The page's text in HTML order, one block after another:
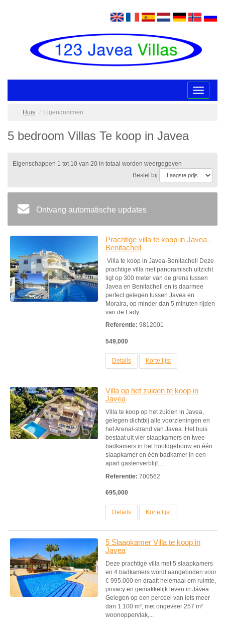
Toggle
Huis
Eigendommen
5 bedroom Villas Te koop in Javea
Eigenschappen 1 tot 10 van 20 in totaal worden weergegeven
Bestel bij
Ontvang automatische updates
Prachtige villa te koop in Javea -
Benitachell
Villa te koop in Javea-Benitachell Deze
prachtige villa met panoramisch uitzicht
ligt op 300 meter van de grens tussen
Javea en Benitachell en is daarmee
perfect gelegen tussen Javea en
Moraira, op minder dan 5 minuten rijden
van de Lady...
Referentie: 9812001
549,000
Details Korte lijst
Villa op het zuiden te koop in
Javea
Villa te koop op het zuiden in Javea,
gelegen dichtbij alle voorzieningen en
het Arenal-strand van Javea. Het huis
bestaat uit vier slaapkamers en twee
badkamers in het hoofdgebouw en één
slaapkamer en één badkamer in een
apart gastenverblijf....
Referentie: 700562
695,000
Details Korte lijst
5 Slaapkamer Villa te koop in
Javea
Deze prachtige villa met 5 slaapkamers
en 4 badkamers wordt aangeboden voor
€ 995.000 en draait helemaal om ruimte,
privacy en gemakkelijk leven in Jávea.
Gelegen op een perceel van iets meer
dan 1.100 m², met ongeveer 257 m²
woonoppervlak,...